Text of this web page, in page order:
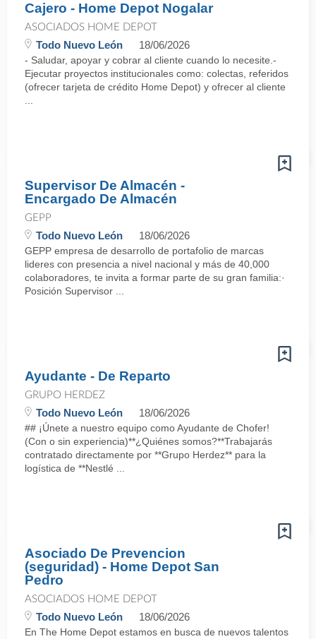
Cajero - Home Depot Nogalar
ASOCIADOS HOME DEPOT
Todo Nuevo León 18/06/2026
- Saludar, apoyar y cobrar al cliente cuando lo necesite.-
Ejecutar proyectos institucionales como: colectas, referidos
(ofrecer tarjeta de crédito Home Depot) y ofrecer al cliente
Supervisor De Almacén -
Encargado De Almacén
GEPP
Todo Nuevo León 18/06/2026
GEPP empresa de desarrollo de portafolio de marcas
lideres con presencia a nivel nacional y más de 40,000
colaboradores, te invita a formar parte de su gran familia:·
Posición Supervisor ...
Ayudante - De Reparto
GRUPO HERDEZ
Todo Nuevo León 18/06/2026
## ¡Únete a nuestro equipo como Ayudante de Chofer!
(Con o sin experiencia)**¿Quiénes somos?**Trabajarás
contratado directamente por **Grupo Herdez** para la
logística de **Nestlé ...
Asociado De Prevencion
(seguridad) - Home Depot San
Pedro
ASOCIADOS HOME DEPOT
Todo Nuevo León 18/06/2026
En The Home Depot estamos en busca de nuevos talentos